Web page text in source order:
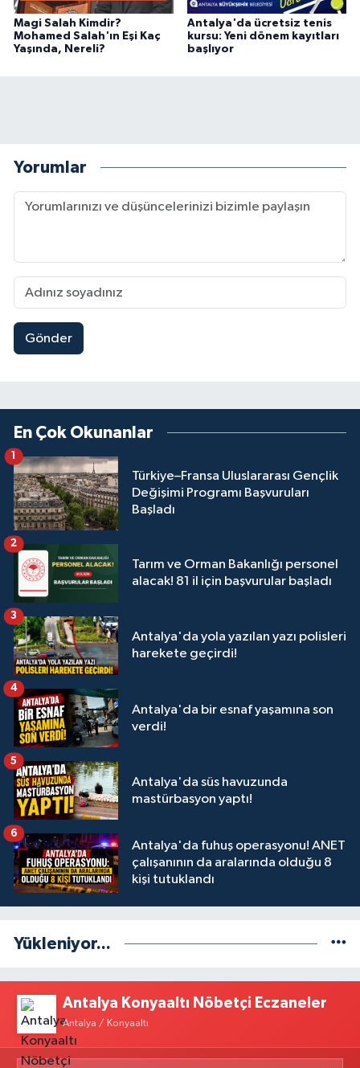
Magi Salah Kimdir?
Mohamed Salah'ın Eşi Kaç
Yaşında, Nereli?
Antalya'da ücretsiz tenis
kursu: Yeni dönem kayıtları
başlıyor
Yorumlar
Gönder
En Çok Okunanlar
Türkiye–Fransa Uluslararası Gençlik
Değişimi Programı Başvuruları
Başladı
1
Tarım ve Orman Bakanlığı personel
alacak! 81 il için başvurular başladı
2
Antalya'da yola yazılan yazı polisleri
harekete geçirdi!
3
Antalya'da bir esnaf yaşamına son
verdi!
4
Antalya'da süs havuzunda
mastürbasyon yaptı!
5
Antalya'da fuhuş operasyonu! ANET
çalışanının da aralarında olduğu 8
kişi tutuklandı
6
Yükleniyor...
Antalya Konyaaltı Nöbetçi Eczaneler
Antalya / Konyaaltı